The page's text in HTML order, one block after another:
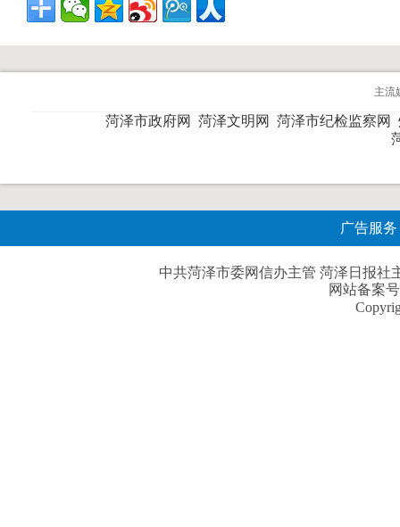
主流
菏泽市政府网 菏泽文明网 菏泽市纪检监察网
广告服务
中共菏泽市委网信办主管 菏泽日报社
网站备案